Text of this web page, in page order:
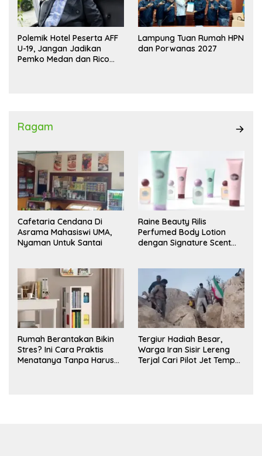
Polemik Hotel Peserta AFF
U-19, Jangan Jadikan
Pemko Medan dan Rico
Lampung Tuan Rumah HPN
dan Porwanas 2027
Ragam
Cafetaria Cendana Di
Asrama Mahasiswi UMA,
Nyaman Untuk Santai
Raine Beauty Rilis
Perfumed Body Lotion
dengan Signature Scent
Rumah Berantakan Bikin
Stres? Ini Cara Praktis
Menatanya Tanpa Harus
Tergiur Hadiah Besar,
Warga Iran Sisir Lereng
Terjal Cari Pilot Jet Tempur